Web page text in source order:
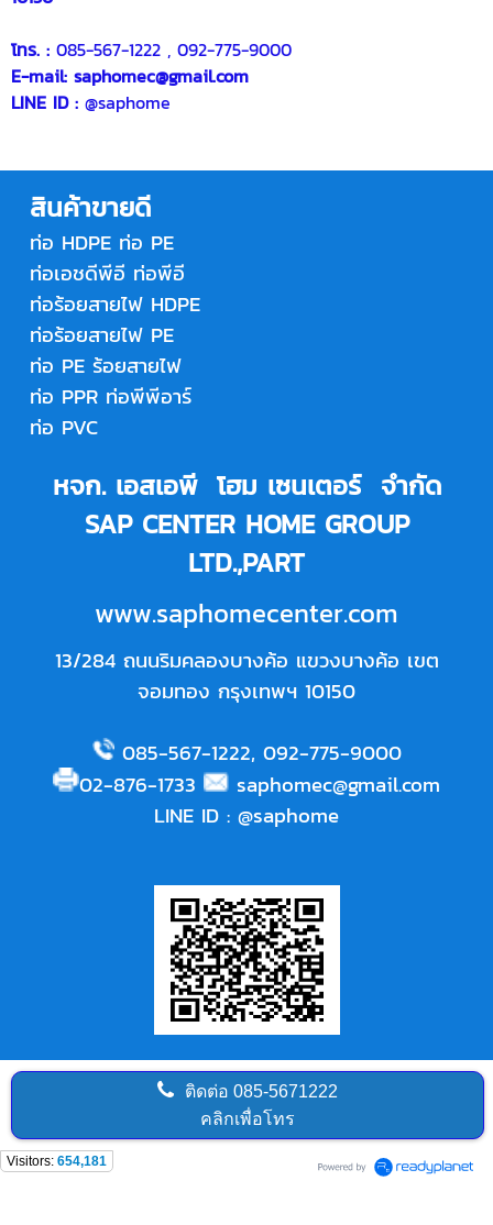
โทร. : 085-567-1222 , 092-775-9000
E-mail: saphomec@gmail.com
LINE ID : @saphome
สินค้าขายดี
ท่อ HDPE ท่อ PE
ท่อเอชดีพีอี ท่อพีอี
ท่อร้อยสายไฟ HDPE
ท่อร้อยสายไฟ PE
ท่อ PE ร้อยสายไฟ
ท่อ PPR ท่อพีพีอาร์
ท่อ PVC
หจก. เอสเอพี โฮม เซนเตอร์ จำกัด
SAP CENTER HOME GROUP
LTD.,PART
www.saphomecenter.com
13/284 ถนนริมคลองบางค้อ แขวงบางค้อ เขต
จอมทอง กรุงเทพฯ 10150
085-567-1222, 092-775-9000
02-876-1733
saphomec@gmail.com
LINE ID : @saphome
ติดต่อ 085-5671222
คลิกเพื่อโทร
Visitors: 654,181